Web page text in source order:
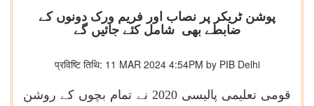
پوشن ٹریکر پر نصاب اور فریم ورک دونوں کے
ضابطے بھی شامل کئے جائیں گے
प्रविष्टि तिथि: 11 MAR 2024 4:54PM by PIB Delhi
قومی تعلیمی پالیسی 2020 نے تمام بچوں کے روشن